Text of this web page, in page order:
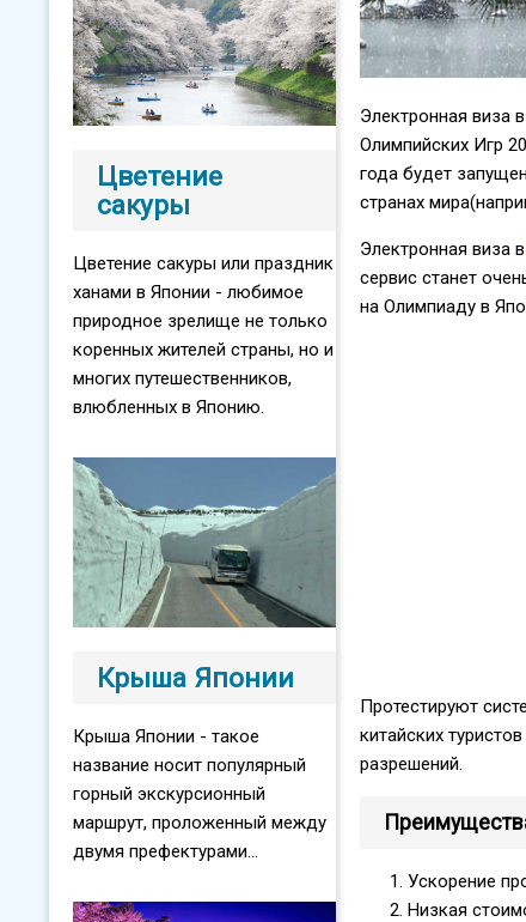
Цветение
сакуры
Цветение сакуры или праздник
ханами в Японии - любимое
природное зрелище не только
коренных жителей страны, но и
многих путешественников,
влюбленных в Японию.
Крыша Японии
Крыша Японии - такое
название носит популярный
горный экскурсионный
маршрут, проложенный между
двумя префектурами...
Электронная виза
Олимпийских Игр
года будет
странах
Электронная виза в
сервис станет
на Олимпиаду в
Протестируют
китайских
разрешений.
Ускорение
Низкая